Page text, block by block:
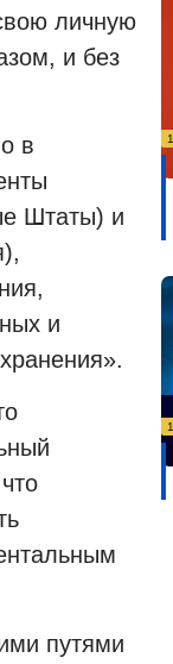
личную
и без
в
Штаты) и
и
путями